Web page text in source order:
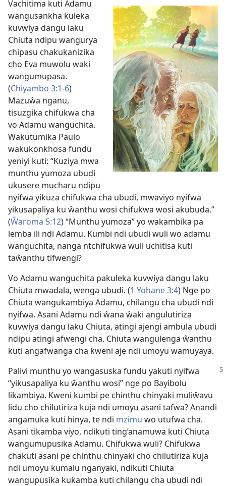
Vachitima kuti Adamu
wangusankha kuleka
kuvwiya dangu laku
Chiuta ndipu wangurya
chipasu chakukanizika
cho Eva muwolu waki
wangumupasa.
(Chiyambo 3:1-6)
Mazuŵa nganu,
tisuzgika chifukwa cha
vo Adamu wanguchita.
Wakutumika Paulo
wakukonkhosa fundu
yeniyi kuti: “Kuziya mwa
munthu yumoza ubudi
ukusere mucharu ndipu
nyifwa yikuza chifukwa cha ubudi, mwaviyo nyifwa
yikusapaliya ku ŵanthu wosi chifukwa wosi akubuda.”
(Ŵaroma 5:12) “Munthu yumoza” yo wakambika pa
lemba ili ndi Adamu. Kumbi ndi ubudi wuli wo adamu
wanguchita, nanga ntchifukwa wuli uchitisa kuti
taŵanthu tifwengi?
Vo Adamu wanguchita pakuleka kuvwiya dangu laku
Chiuta mwadala, wenga ubudi. (1 Yohane 3:4) Nge po
Chiuta wangukambiya Adamu, chilangu cha ubudi ndi
nyifwa. Asani Adamu ndi ŵana ŵaki angulutiriza
kuvwiya dangu laku Chiuta, atingi ajengi ambula ubudi
ndipu atingi afwengi cha. Chiuta wangulenga ŵanthu
kuti angafwanga cha kweni aje ndi umoyu wamuyaya.
Palivi munthu yo wangasuska fundu yakuti nyifwa
“yikusapaliya ku ŵanthu wosi” nge po Bayibolu
likambiya. Kweni kumbi pe chinthu chinyaki muliŵavu
lidu cho chilutiriza kuja ndi umoyu asani tafwa? Anandi
angamuka kuti hinya, te ndi mzimu wo utufwa cha.
Asani tikamba viyo, ndikuti ting’anamuwa kuti Chiuta
wangumupusika Adamu. Chifukwa wuli? Chifukwa
chakuti asani pe chinthu chinyaki cho chilutiriza kuja
ndi umoyu kumalu nganyaki, ndikuti Chiuta
wangupusika kukamba kuti chilangu cha ubudi ndi